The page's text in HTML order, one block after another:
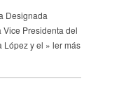
Designada
Presidenta del
López y el » ler más